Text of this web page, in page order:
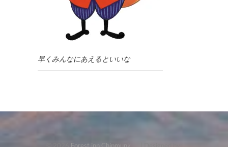
早くみんなにあえるといいな